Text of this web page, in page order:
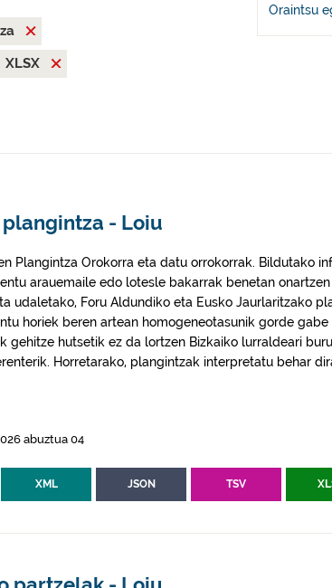
XLSX
Oraintsu
- Loiu
Plangintza Orokorra eta datu orrokorrak. Bildutako
arauemaile edo lotesle bakarrak benetan
udaletako, Foru Aldundiko eta Eusko Jaurlaritzako
horiek beren artean homogeneotasunik gorde gabe
gehitze hutsetik ez da lortzen Bizkaiko lurraldeari
Horretarako, plangintzak interpretatu behar
abuztua 04
XML JSON TSV